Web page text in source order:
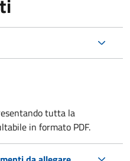
tutta la
in formato PDF.